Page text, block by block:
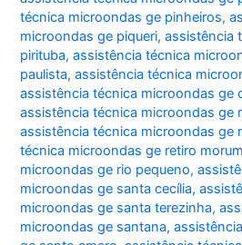
técnica microondas ge pinheiros,
microondas ge piqueri,assistência
pirituba,assistência técnica
paulista,assistência técnica
assistência técnica microondas ge
assistência técnica microondas ge
assistência técnica microondas ge
técnica microondas ge retiro
microondas ge rio pequeno,
microondas ge santa cecília,
microondas ge santa terezinha,
microondas ge santana,